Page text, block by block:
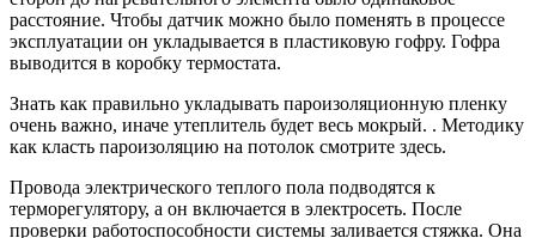
расстояние. Чтобы датчик можно было поменять в процессе
эксплуатации он укладывается в пластиковую гофру. Гофра
выводится в коробку термостата.
Знать как правильно укладывать пароизоляционную пленку
очень важно, иначе утеплитель будет весь мокрый. . Методику
как класть пароизоляцию на потолок смотрите здесь.
Провода электрического теплого пола подводятся к
терморегулятору, а он включается в электросеть. После
проверки работоспособности системы заливается стяжка. Она